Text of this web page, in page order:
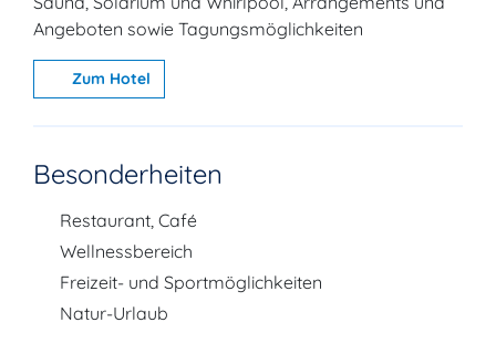
Angeboten sowie Tagungsmöglichkeiten
Zum Hotel
Besonderheiten
Restaurant, Café
Wellnessbereich
Freizeit- und Sportmöglichkeiten
Natur-Urlaub